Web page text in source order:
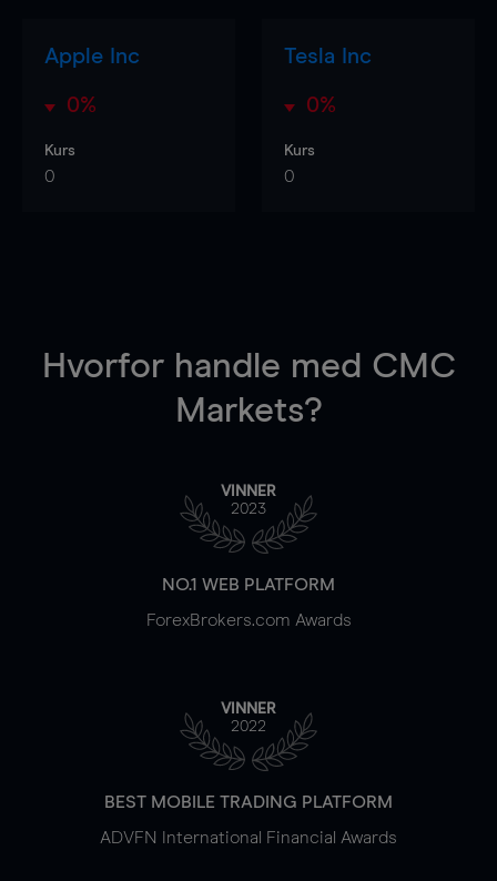
Apple Inc
0%
Kurs
0
Tesla Inc
0%
Kurs
0
Hvorfor handle med CMC
Markets?
VINNER
2023
NO.1 WEB PLATFORM
ForexBrokers.com Awards
VINNER
2022
BEST MOBILE TRADING PLATFORM
ADVFN International Financial Awards